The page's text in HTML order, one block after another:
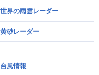
世界の雨雲レーダー
黄砂レーダー
台風情報